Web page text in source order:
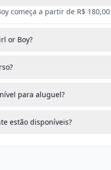
começa a partir de R$
or Boy?
para aluguel?
estão disponíveis?